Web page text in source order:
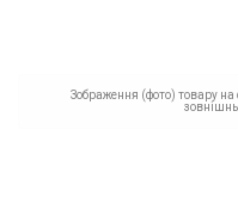
Зображення (фото) товару на